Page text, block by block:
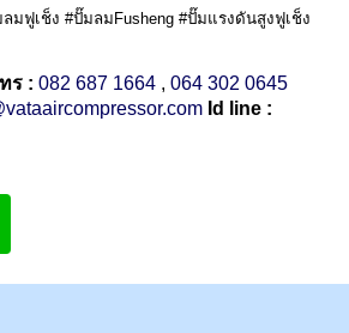
มฟูเช็ง #ปั๊มลมFusheng #ปั๊มแรงดันสูงฟูเช็ง
ทร :082 687 1664 ,064 302 0645
Id line :